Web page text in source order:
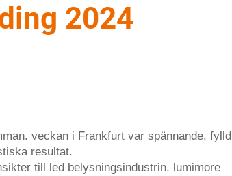
2024
veckan i Frankfurt var spännande, fylld
resultat.
till led belysningsindustrin. lumimore